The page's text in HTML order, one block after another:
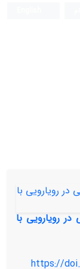
رویارویی با
https://